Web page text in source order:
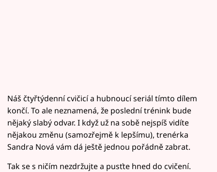
Náš čtyřtýdenní cvičicí a hubnoucí seriál tímto dílem
končí. To ale neznamená, že poslední trénink bude
nějaký slabý odvar. I když už na sobě nejspíš vidíte
nějakou změnu (samozřejmě k lepšímu), trenérka
Sandra Nová vám dá ještě jednou pořádně zabrat.
Tak se s ničím nezdržujte a pusťte hned do cvičení.